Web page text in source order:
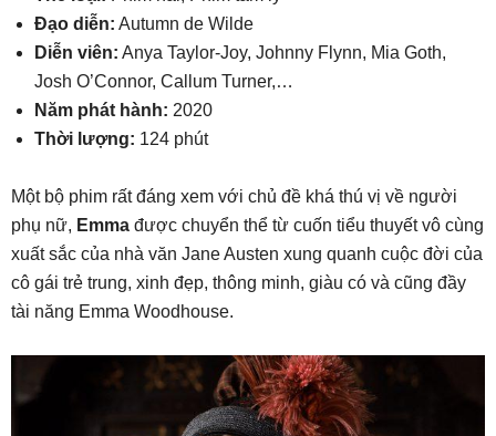
Đạo diễn: Autumn de Wilde
Diễn viên: Anya Taylor-Joy, Johnny Flynn, Mia Goth,
Josh O’Connor, Callum Turner,…
Năm phát hành: 2020
Thời lượng: 124 phút
Một bộ phim rất đáng xem với chủ đề khá thú vị về người
phụ nữ, Emma được chuyển thể từ cuốn tiểu thuyết vô cùng
xuất sắc của nhà văn Jane Austen xung quanh cuộc đời của
cô gái trẻ trung, xinh đẹp, thông minh, giàu có và cũng đầy
tài năng Emma Woodhouse.